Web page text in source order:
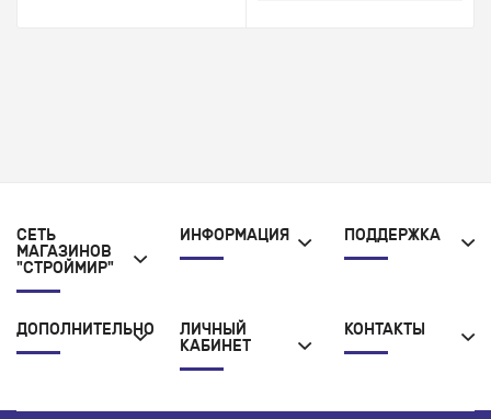
СЕТЬ
МАГАЗИНОВ
"СТРОЙМИР"
ИНФОРМАЦИЯ ПОДДЕРЖКА
ДОПОЛНИТЕЛЬНО
ЛИЧНЫЙ
КАБИНЕТ
КОНТАКТЫ